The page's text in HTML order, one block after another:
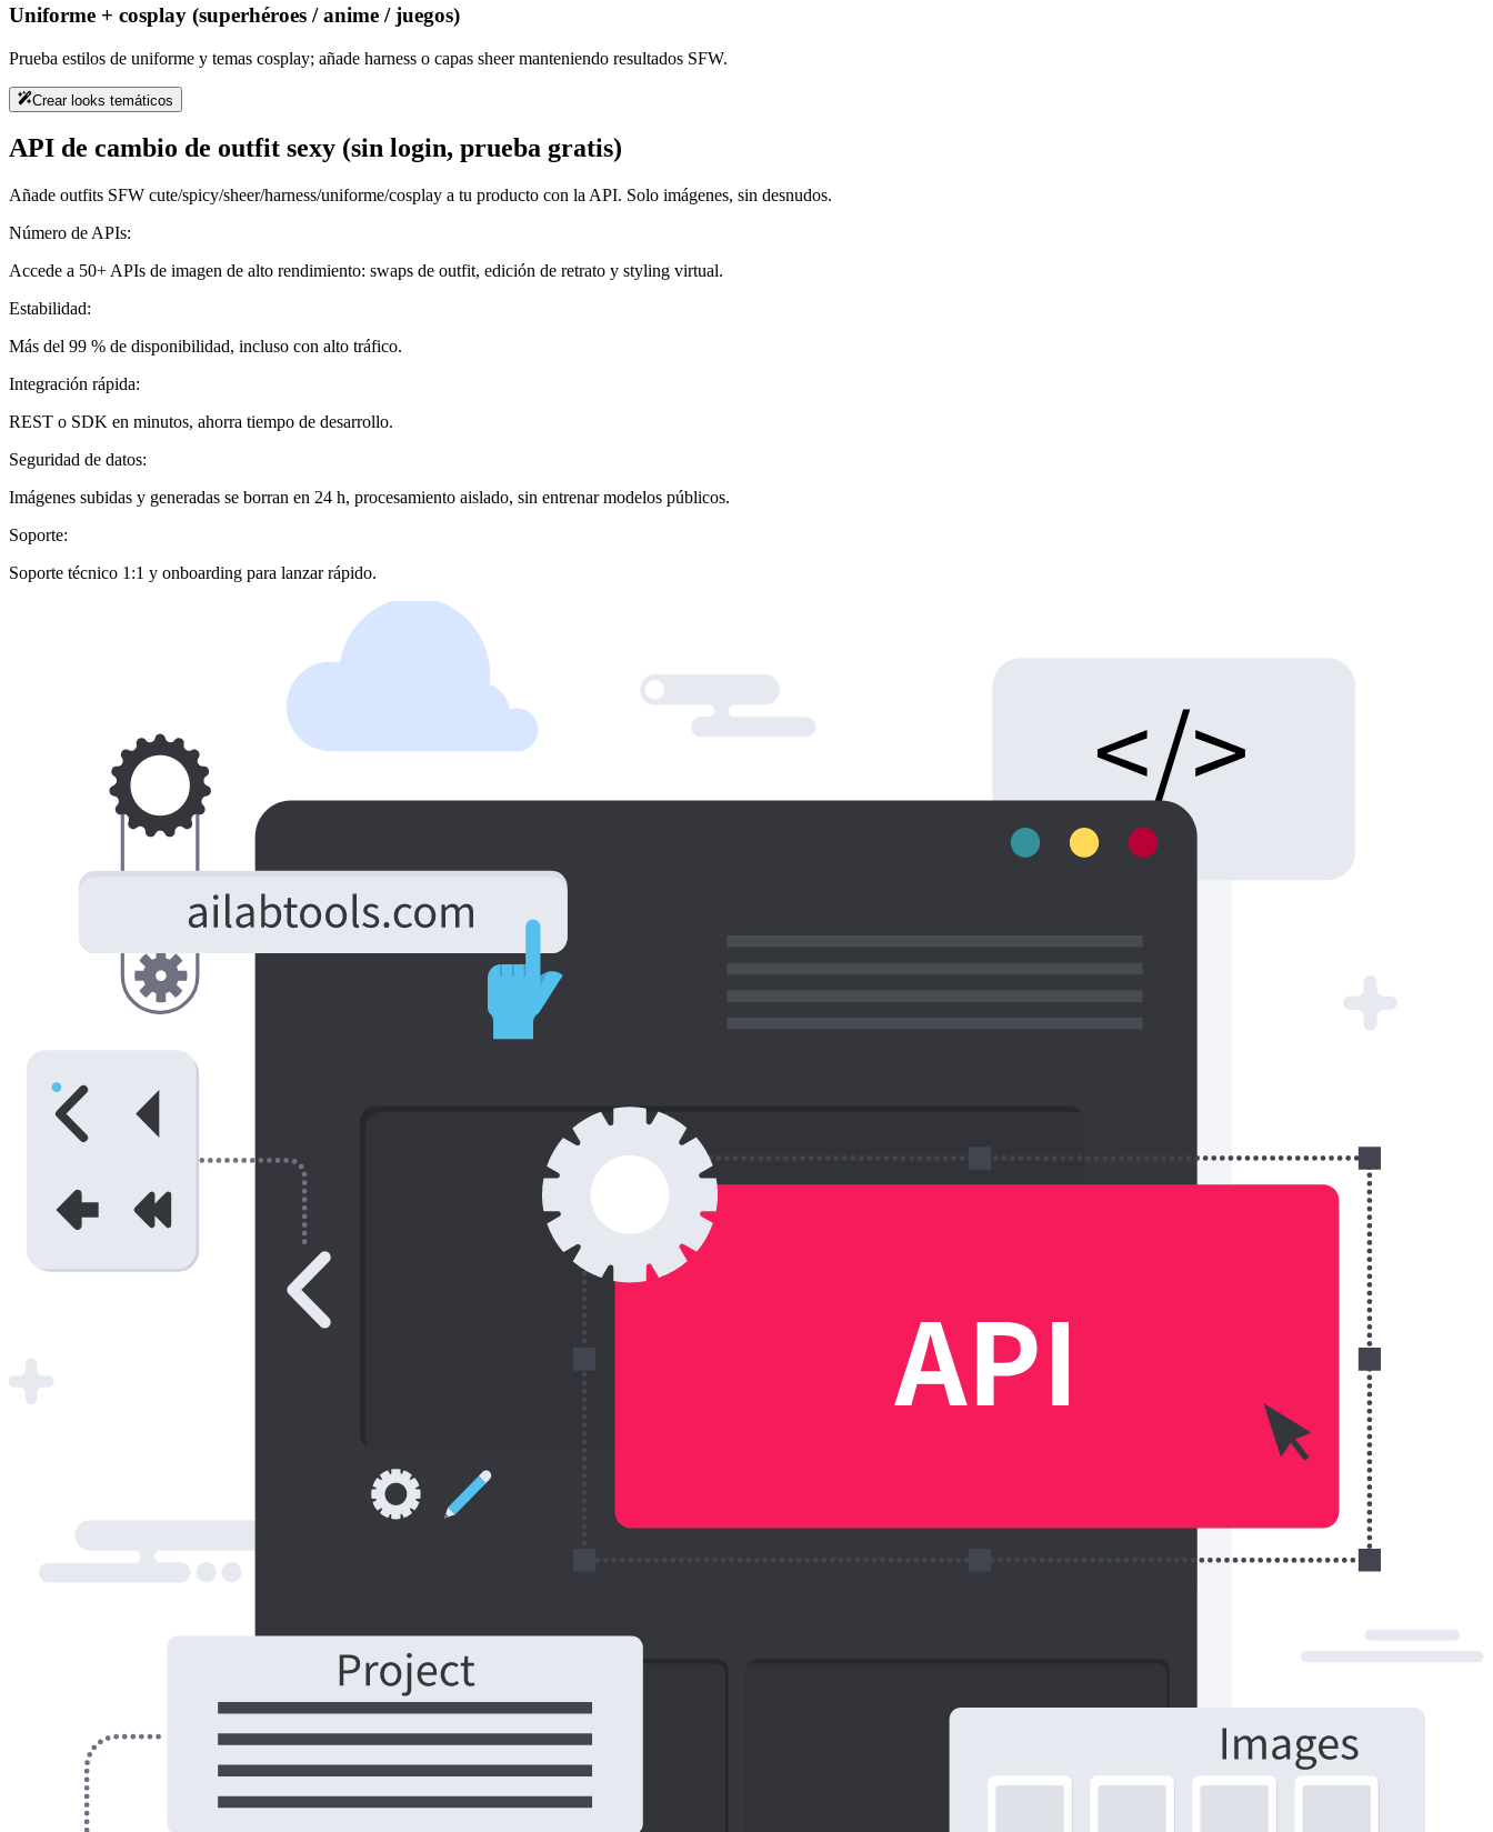
Uniforme + cosplay (superhéroes / anime / juegos)
Prueba estilos de uniforme y temas cosplay; añade harness o capas sheer manteniendo resultados SFW.
Crear looks temáticos
API de cambio de outfit sexy (sin login, prueba gratis)
Añade outfits SFW cute/spicy/sheer/harness/uniforme/cosplay a tu producto con la API. Solo imágenes, sin desnudos.
Número de APIs:
Accede a 50+ APIs de imagen de alto rendimiento: swaps de outfit, edición de retrato y styling virtual.
Estabilidad:
Más del 99 % de disponibilidad, incluso con alto tráfico.
Integración rápida:
REST o SDK en minutos, ahorra tiempo de desarrollo.
Seguridad de datos:
Imágenes subidas y generadas se borran en 24 h, procesamiento aislado, sin entrenar modelos públicos.
Soporte:
Soporte técnico 1:1 y onboarding para lanzar rápido.